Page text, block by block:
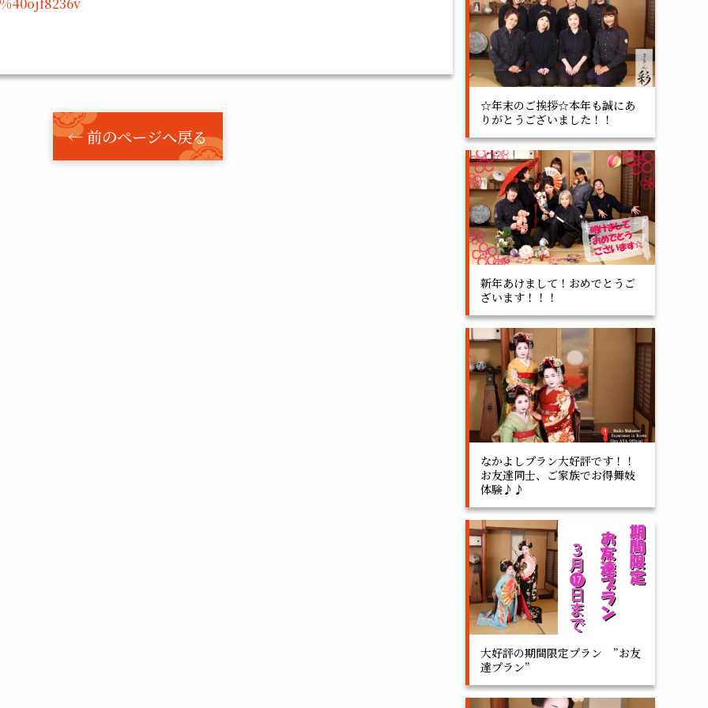
← 前のページへ戻る
☆年末のご挨拶☆本年も誠にあ
りがとうございました！！
新年あけまして！おめでとうご
ざいます！！！
なかよしプラン大好評です！！
お友達同士、ご家族でお得舞妓
体験♪♪
大好評の期間限定プラン ”お友
達プラン”